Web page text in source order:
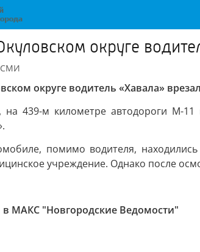
округе
СМИ
округе водитель «Хавала»
на 439-м километре автодороги М-
помимо водителя,
учреждение. Однако после
в МАКС "Новгородские Ведомости"